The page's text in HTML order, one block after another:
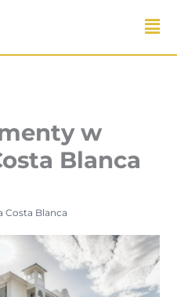
w
Blanca
Costa Blanca